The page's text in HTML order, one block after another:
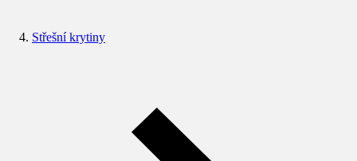
Střešní krytiny